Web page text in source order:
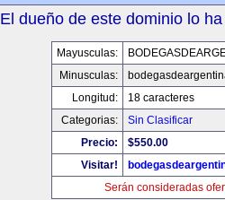
El dueño de este dominio lo
Mayusculas:
Minusculas:
Longitud:
18 caracteres
Categorias:
Sin Clasificar
Precio:
$550.00
Visitar!
Serán consideradas